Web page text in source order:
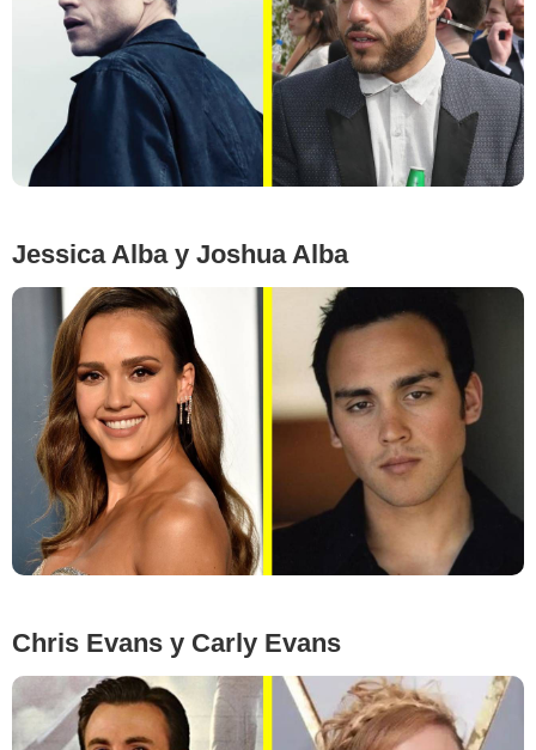
Jessica Alba y Joshua Alba
Google Images
Chris Evans y Carly Evans
Google Images